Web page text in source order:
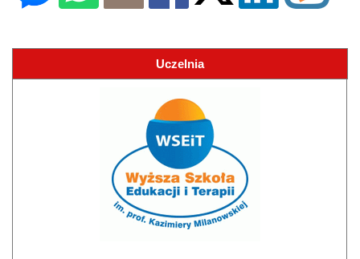
Uczelnia